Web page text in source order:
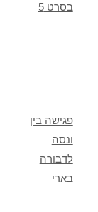
בסרט 5
פגישה בין
ונסה
לדבורה
בארי